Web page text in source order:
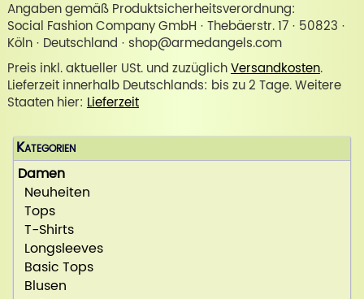
Angaben gemäß Produktsicherheitsverordnung:
Social Fashion Company GmbH · Thebäerstr. 17 · 50823 ·
Köln · Deutschland · shop@armedangels.com
Preis inkl. aktueller USt. und zuzüglichVersandkosten.
Lieferzeit innerhalb Deutschlands: bis zu 2 Tage. Weitere
Staaten hier: Lieferzeit
Kategorien
Damen
Neuheiten
Tops
T-Shirts
Longsleeves
Basic Tops
Blusen